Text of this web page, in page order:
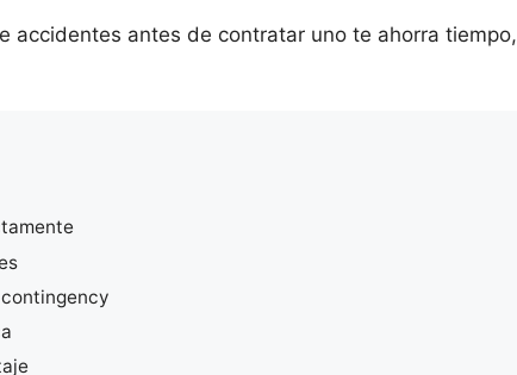
accidentes antes de contratar uno te ahorra tiempo,